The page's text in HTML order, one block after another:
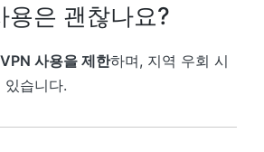
용은 괜찮나요?
VPN 사용을 제한하며, 지역 우회 시
습니다.